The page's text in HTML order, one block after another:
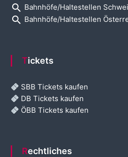
search Bahnhöfe/Haltestellen
search Bahnhöfe/Haltestellen
Tickets
SBB Tickets kaufen
DB Tickets kaufen
ÖBB Tickets kaufen
Rechtliches